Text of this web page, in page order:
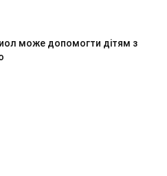
може допомогти дітям з